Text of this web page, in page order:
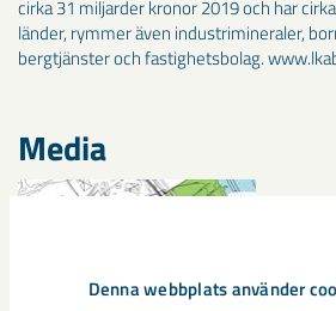
Denna webbplats använder
cirka 31 miljarder kronor 2019 och har
länder, rymmer även industrimineraler,
bergtjänster och fastighetsbolag.
Media